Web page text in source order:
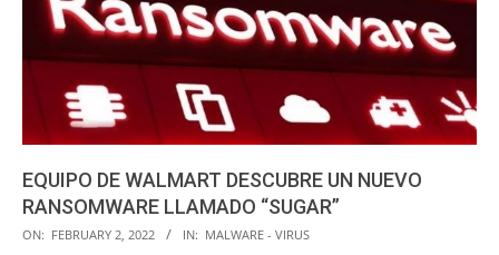
EQUIPO DE WALMART DESCUBRE UN NUEVO
RANSOMWARE LLAMADO “SUGAR”
2022-
ON: FEBRUARY 2, 2022 IN: MALWARE - VIRUS